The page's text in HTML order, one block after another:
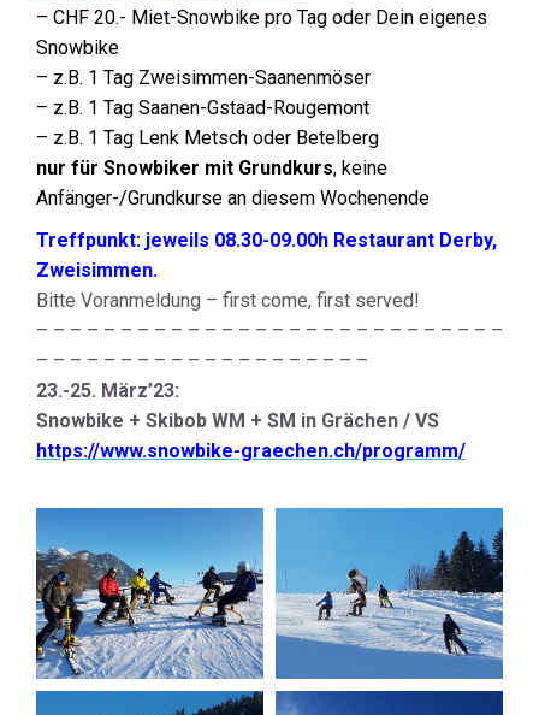
– CHF 20.- Miet-Snowbike pro Tag oder Dein eigenes
Snowbike
– z.B. 1 Tag Zweisimmen-Saanenmöser
– z.B. 1 Tag Saanen-Gstaad-Rougemont
– z.B. 1 Tag Lenk Metsch oder Betelberg
nur für Snowbiker mit Grundkurs, keine
Anfänger-/Grundkurse an diesem Wochenende
Treffpunkt: jeweils 08.30-09.00h Restaurant Derby,
Zweisimmen.
Bitte Voranmeldung – first come, first served!
– – – – – – – – – – – – – – – – – – – – – – – – – – – –
– – – – – – – – – – – – – – – – – – – –
23.-25. März’23:
Snowbike + Skibob WM + SM in Grächen / VS
https://www.snowbike-graechen.ch/programm/